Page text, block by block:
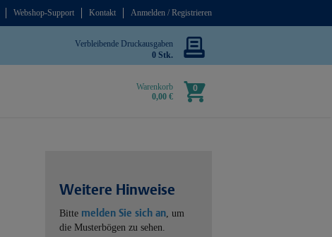
Webshop-Support Kontakt Anmelden / Registrieren
Verbleibende Druckausgaben
0 Stk.
Warenkorb
0,00 €
0
Weitere Hinweise
Bitte melden Sie sich an, um
die Musterbögen zu sehen.